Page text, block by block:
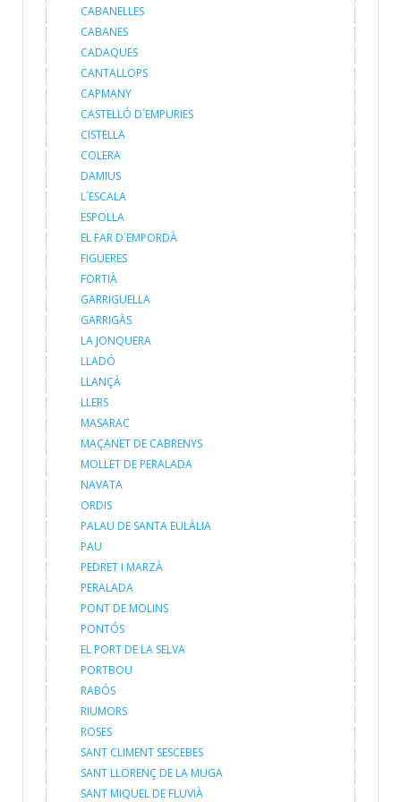
CABANELLES
CABANES
CADAQUES
CANTALLOPS
CAPMANY
CASTELLÓ D´EMPURIES
CISTELLA
COLERA
DAMIUS
L´ESCALA
ESPOLLA
EL FAR D´EMPORDÀ
FIGUERES
FORTIÀ
GARRIGUELLA
GARRIGÀS
LA JONQUERA
LLADÓ
LLANÇÀ
LLERS
MASARAC
MAÇANET DE CABRENYS
MOLLET DE PERALADA
NAVATA
ORDIS
PALAU DE SANTA EULÀLIA
PAU
PEDRET I MARZÀ
PERALADA
PONT DE MOLINS
PONTÓS
EL PORT DE LA SELVA
PORTBOU
RABÓS
RIUMORS
ROSES
SANT CLIMENT SESCEBES
SANT LLORENÇ DE LA MUGA
SANT MIQUEL DE FLUVIÀ